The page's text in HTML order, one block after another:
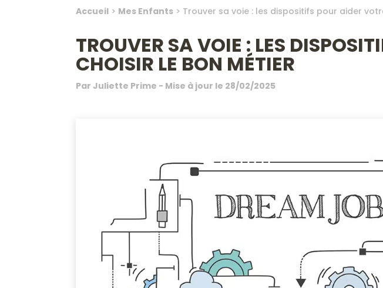
Accueil> Mes Enfants> Trouver sa voie : les dispositifs pour aider
TROUVER SA VOIE : LES
CHOISIR LE BON MÉTIER
Par Juliette Prime - Mise à jour le 28/02/2025